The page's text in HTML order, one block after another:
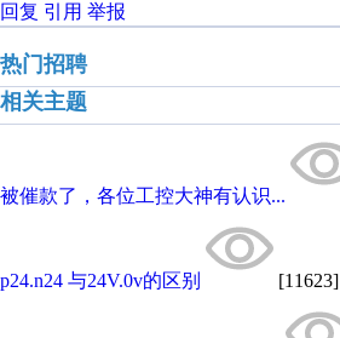
回复 引用 举报
热门招聘
相关主题
被催款了，各位工控大神有认识...
p24.n24 与24V.0v的区别 [11623]